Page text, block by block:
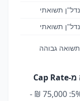
נדל"ן תשואתי
נדל"ן תשואתי
תשואה גבוהה
נכס 1,500,000 ₪ ללא מינוף: - עלייה 5%: 75,000 ₪ -